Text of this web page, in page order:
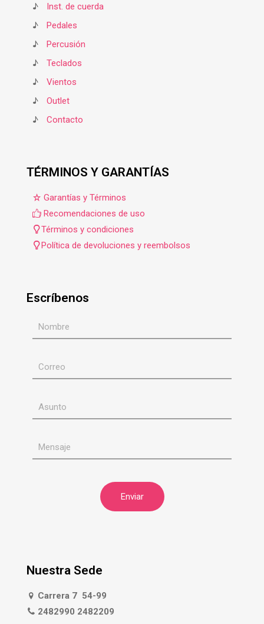
♪
Inst. de cuerda
♪
Pedales
♪
Percusión
♪
Teclados
♪
Vientos
♪
Outlet
♪
Contacto
TÉRMINOS Y GARANTÍAS
Garantías y Términos
Recomendaciones de uso
Términos y condiciones
Política de devoluciones y reembolsos
Escríbenos
Nuestra Sede
Carrera 7 54-99
2482990 2482209